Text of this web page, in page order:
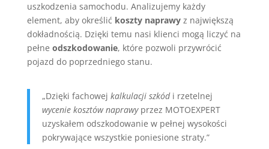
uszkodzenia samochodu. Analizujemy każdy
element, aby określić koszty naprawyz największą
dokładnością. Dzięki temu nasi klienci mogą liczyć na
pełne odszkodowanie, które pozwoli przywrócić
pojazd do poprzedniego stanu.
„Dzięki fachowej kalkulacji szkódi rzetelnej
wycenie kosztów naprawyprzez MOTOEXPERT
uzyskałem odszkodowanie w pełnej wysokości
pokrywające wszystkie poniesione straty.”